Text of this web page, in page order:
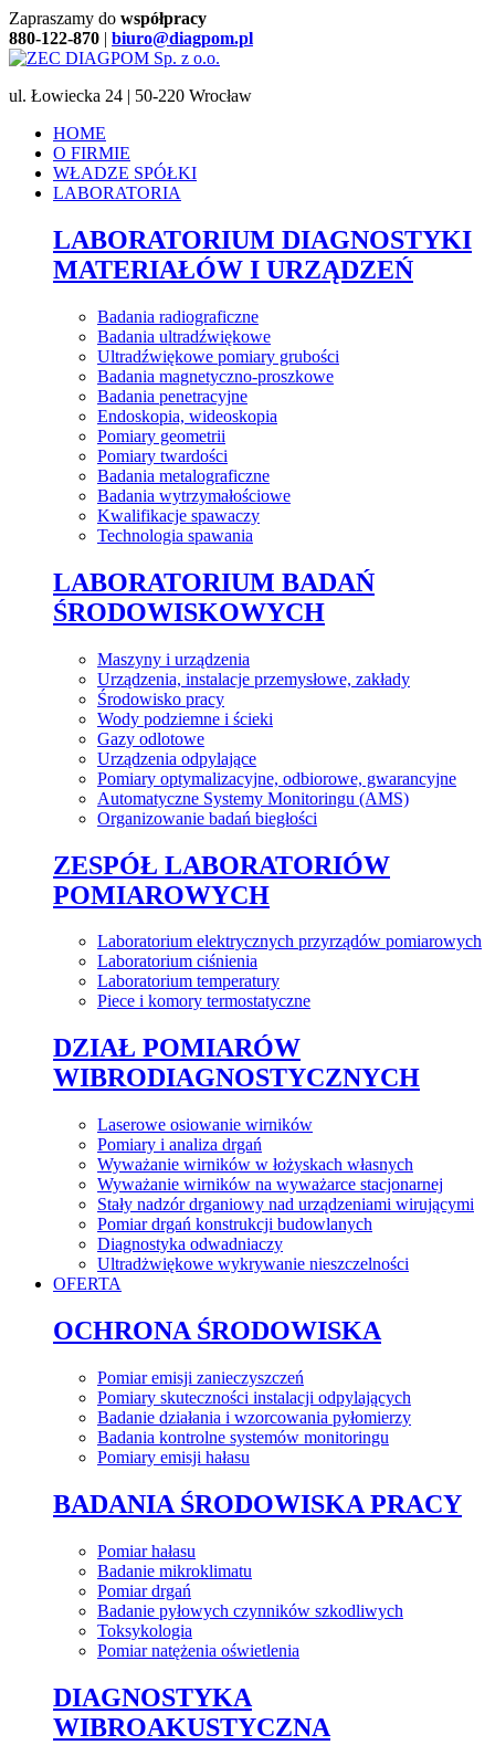
Zapraszamy do współpracy
880-122-870 | biuro@diagpom.pl
ul. Łowiecka 24 | 50-220 Wrocław
HOME
O FIRMIE
WŁADZE SPÓŁKI
LABORATORIA
LABORATORIUM DIAGNOSTYKI
MATERIAŁÓW I URZĄDZEŃ
Badania radiograficzne
Badania ultradźwiękowe
Ultradźwiękowe pomiary grubości
Badania magnetyczno-proszkowe
Badania penetracyjne
Endoskopia, wideoskopia
Pomiary geometrii
Pomiary twardości
Badania metalograficzne
Badania wytrzymałościowe
Kwalifikacje spawaczy
Technologia spawania
LABORATORIUM BADAŃ
ŚRODOWISKOWYCH
Maszyny i urządzenia
Urządzenia, instalacje przemysłowe, zakłady
Środowisko pracy
Wody podziemne i ścieki
Gazy odlotowe
Urządzenia odpylające
Pomiary optymalizacyjne, odbiorowe, gwarancyjne
Automatyczne Systemy Monitoringu (AMS)
Organizowanie badań biegłości
ZESPÓŁ LABORATORIÓW
POMIAROWYCH
Laboratorium elektrycznych przyrządów pomiarowych
Laboratorium ciśnienia
Laboratorium temperatury
Piece i komory termostatyczne
DZIAŁ POMIARÓW
WIBRODIAGNOSTYCZNYCH
Laserowe osiowanie wirników
Pomiary i analiza drgań
Wyważanie wirników w łożyskach własnych
Wyważanie wirników na wyważarce stacjonarnej
Stały nadzór drganiowy nad urządzeniami wirującymi
Pomiar drgań konstrukcji budowlanych
Diagnostyka odwadniaczy
Ultradżwiękowe wykrywanie nieszczelności
OFERTA
OCHRONA ŚRODOWISKA
Pomiar emisji zanieczyszczeń
Pomiary skuteczności instalacji odpylających
Badanie działania i wzorcowania pyłomierzy
Badania kontrolne systemów monitoringu
Pomiary emisji hałasu
BADANIA ŚRODOWISKA PRACY
Pomiar hałasu
Badanie mikroklimatu
Pomiar drgań
Badanie pyłowych czynników szkodliwych
Toksykologia
Pomiar natężenia oświetlenia
DIAGNOSTYKA
WIBROAKUSTYCZNA